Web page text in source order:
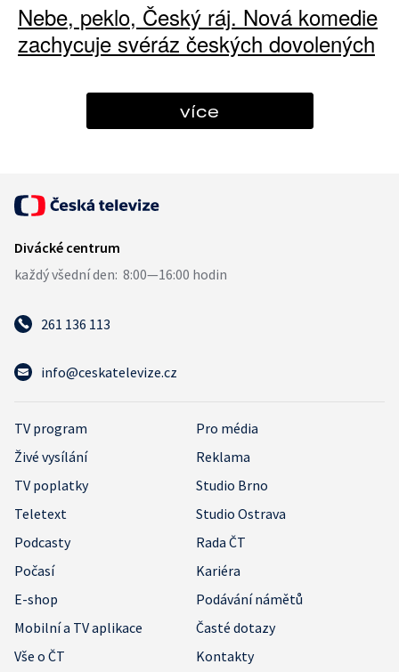
Nebe, peklo, Český ráj. Nová komedie
zachycuje svéráz českých dovolených
více
261 136 113
info@ceskatelevize.cz
TV program
Pro média
Živé vysílání
Reklama
TV poplatky
Studio Brno
Teletext
Studio Ostrava
Podcasty
Rada ČT
Počasí
Kariéra
E-shop
Podávání námětů
Mobilní a TV aplikace
Časté dotazy
Vše o ČT
Kontakty